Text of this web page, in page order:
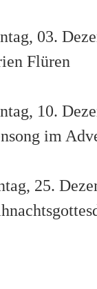
03.
Flüren
10.
im
25.